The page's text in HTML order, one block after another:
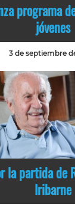
programa
jóvenes
3 de septiembre
la partida de
Iribarne